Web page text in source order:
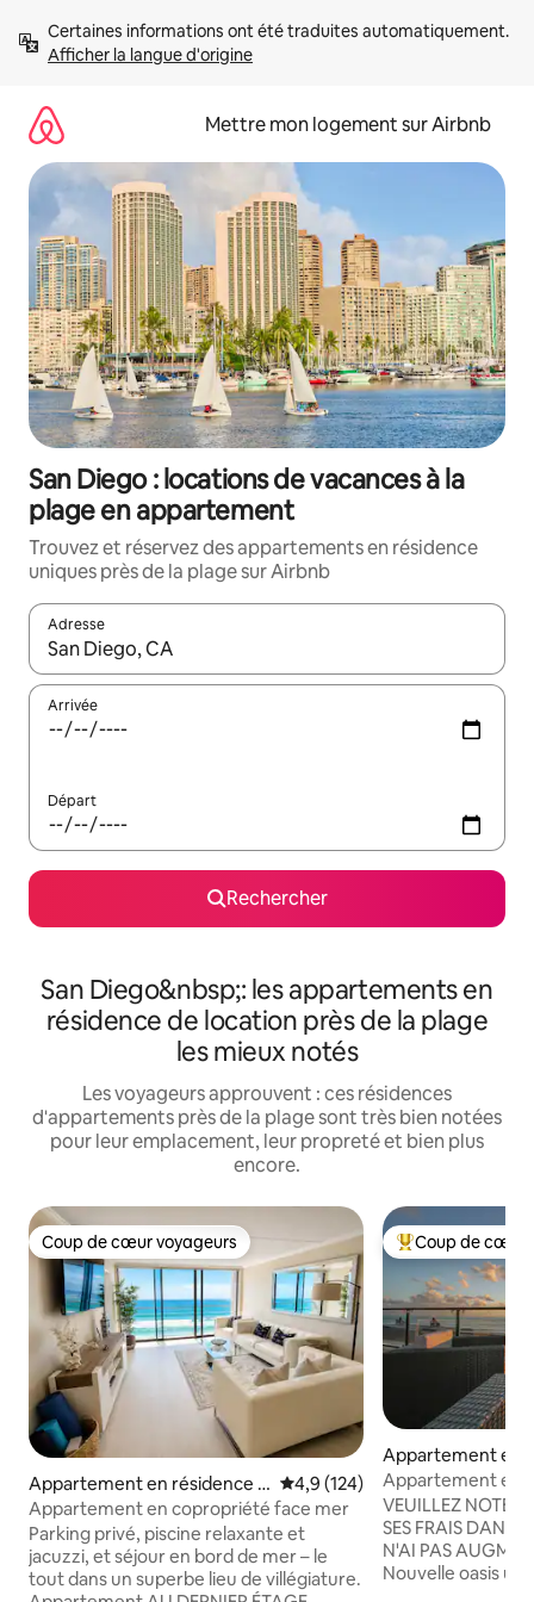
directement
Afficher la langue d'origine
Mettre mon logement sur Airbnb
San Diego : locations de vacances à la
plage en appartement
Trouvez et réservez des appartements en résidence
uniques près de la plage sur Airbnb
Adresse
Lorsque les résultats s'affichent, utilisez les flèches vers le
Arrivée
Départ
Rechercher
San Diego&nbsp;: les appartements en
résidence de location près de la plage
les mieux notés
Les voyageurs approuvent : ces résidences
d'appartements près de la plage sont très bien notées
pour leur emplacement, leur propreté et bien plus
encore.
Coup de cœur voyageurs
Coup de cœur voyageurs
Appartement en résidence ⋅
Pacific Beach
Évaluation moyenne sur la
4,9 (124)
Appartement en copropriété face mer
Parking privé, piscine relaxante et
jacuzzi, et séjour en bord de mer – le
tout dans un superbe lieu de villégiature.
Coups de cœur
Coup de cœur
Appartement en
La Jolla
Appartement en
grand luxe en
VEUILLEZ NOTER
SES FRAIS DANS
N'AI PAS
Nouvelle oasis